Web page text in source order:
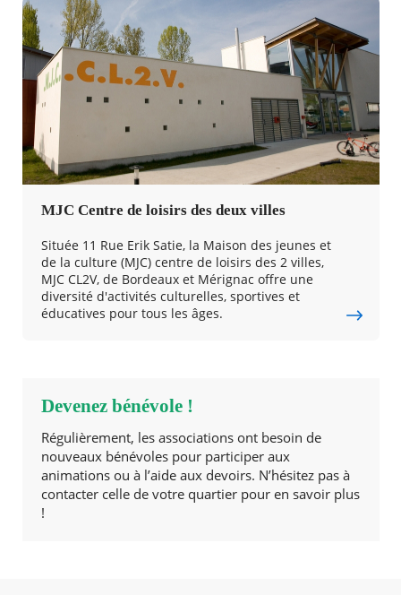
MJC Centre de loisirs des deux villes
Située 11 Rue Erik Satie, la Maison des jeunes et
de la culture (MJC) centre de loisirs des 2 villes,
MJC CL2V, de Bordeaux et Mérignac offre une
diversité d'activités culturelles, sportives et
éducatives pour tous les âges.
Devenez bénévole !
Régulièrement, les associations ont besoin de
nouveaux bénévoles pour participer aux
animations ou à l’aide aux devoirs. N’hésitez pas à
contacter celle de votre quartier pour en savoir plus
!